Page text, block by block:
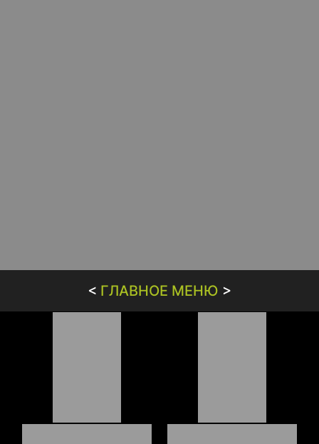
< ГЛАВНОЕ МЕНЮ >